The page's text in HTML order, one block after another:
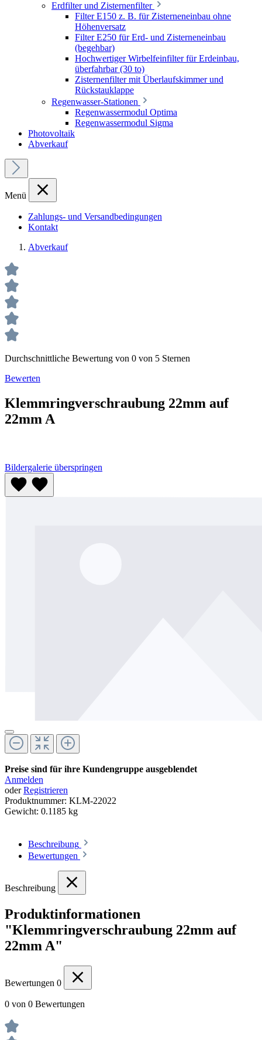
Erdfilter und Zisternenfilter
Filter E150 z. B. für Zisterneneinbau ohne
Höhenversatz
Filter E250 für Erd- und Zisterneneinbau
(begehbar)
Hochwertiger Wirbelfeinfilter für Erdeinbau,
überfahrbar (30 to)
Zisternenfilter mit Überlaufskimmer und
Rückstauklappe
Regenwasser-Stationen
Regenwassermodul Optima
Regenwassermodul Sigma
Photovoltaik
Abverkauf
Menü
Zahlungs- und Versandbedingungen
Kontakt
Abverkauf
Durchschnittliche Bewertung von 0 von 5 Sternen
Bewerten
Klemmringverschraubung 22mm auf
22mm A
Bildergalerie überspringen
Preise sind für ihre Kundengruppe ausgeblendet
Anmelden
oderRegistrieren
Produktnummer: KLM-22022
Gewicht: 0.1185 kg
Beschreibung
Bewertungen
Beschreibung
Produktinformationen
"Klemmringverschraubung 22mm auf
22mm A"
Bewertungen 0
0 von 0 Bewertungen